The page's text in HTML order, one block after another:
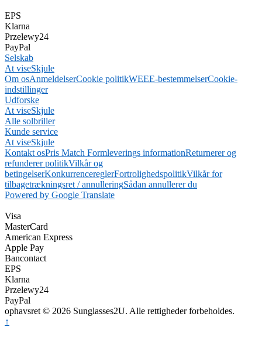
EPS
Klarna
Przelewy24
PayPal
Selskab
At viseSkjule
Om osAnmeldelserCookie politikWEEE-bestemmelserCookie-
indstillinger
Udforske
At viseSkjule
Alle solbriller
Kunde service
At viseSkjule
Kontakt osPris Match Formleverings informationReturnerer og
refunderer politikVilkår og
betingelserKonkurrencereglerFortrolighedspolitikVilkår for
tilbagetrækningsret / annulleringSådan annullerer du
Powered by Google Translate
Visa
MasterCard
American Express
Apple Pay
Bancontact
EPS
Klarna
Przelewy24
PayPal
ophavsret © 2026 Sunglasses2U. Alle rettigheder forbeholdes.
↑